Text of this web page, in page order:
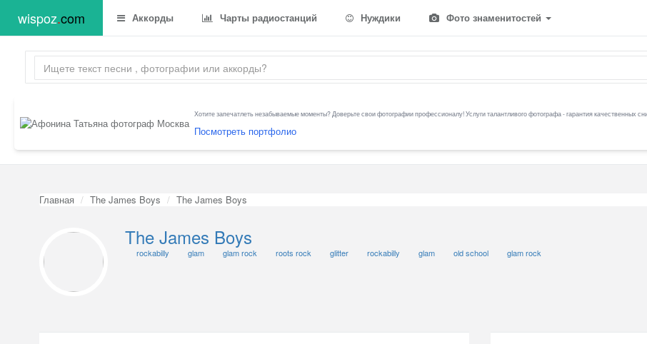
wispoz.com Аккорды Чарты радиостанций Нуждики Фото знаменитостей
Хотите запечатлеть незабываемые моменты? Доверьте свои фотографии профессионалу! Услуги талантливого фотографа - гарантия качественных
Посмотреть портфолио
Главная The James Boys The James Boys
The James Boys
rockabilly glam glam rock roots rock glitter rockabilly glam old school glam rock